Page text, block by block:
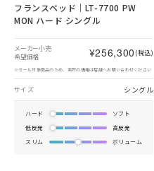
フランスベッド｜LT-7700 PW
MON ハード シングル
メーカー小売
希望価格
¥256,300 (税込)
※セール対象商品のため、実際の価格は店舗へお問い合わせください
サイズ シングル
ハード
ソフト
低反発
高反発
スリム
ボリューム